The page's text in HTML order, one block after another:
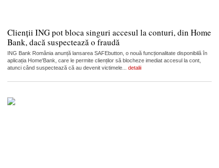
Clienții ING pot bloca singuri accesul la conturi, din Home
Bank, dacă suspectează o fraudă
ING Bank România anunță lansarea SAFEbutton, o nouă funcționalitate disponibilă în
aplicația Home'Bank, care le permite clienților să blocheze imediat accesul la cont,
atunci când suspectează că au devenit victimele... detalii